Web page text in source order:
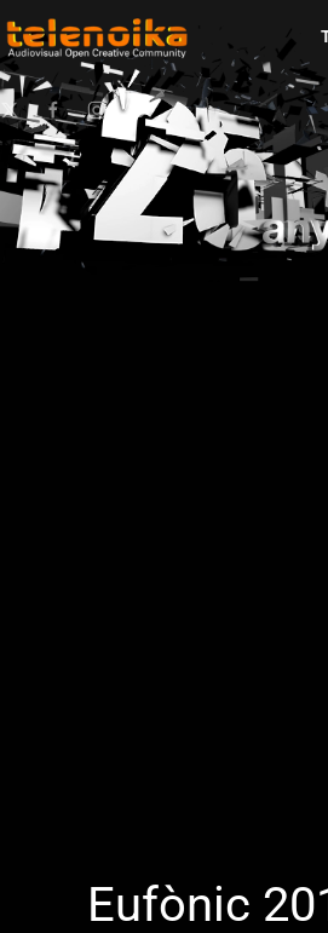
Ir al contenido principal
Eufònic